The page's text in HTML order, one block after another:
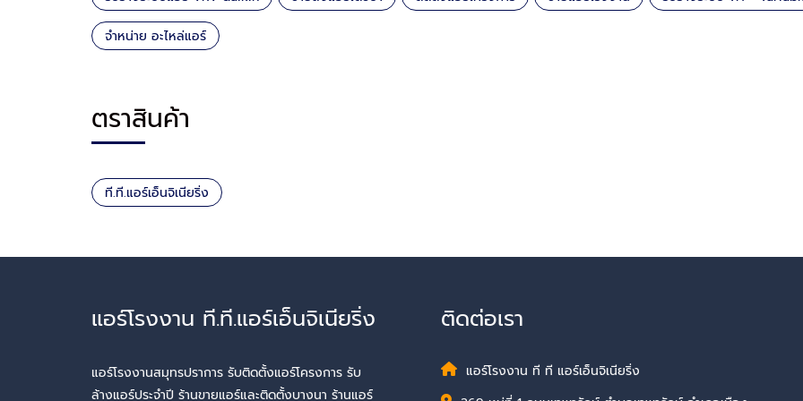
จำหน่าย อะไหล่แอร์
ตราสินค้า
ที.ที.แอร์เอ็นจิเนียริ่ง
แอร์โรงงาน ที.ที.แอร์เอ็นจิเนียริ่ง
แอร์โรงงานสมุทรปราการ รับติดตั้งแอร์โครงการ รับ
ล้างแอร์ประจำปี ร้านขายแอร์และติดตั้งบางนา ร้านแอร์
ติดต่อเรา
แอร์โรงงาน ที ที แอร์เอ็นจิเนียริ่ง